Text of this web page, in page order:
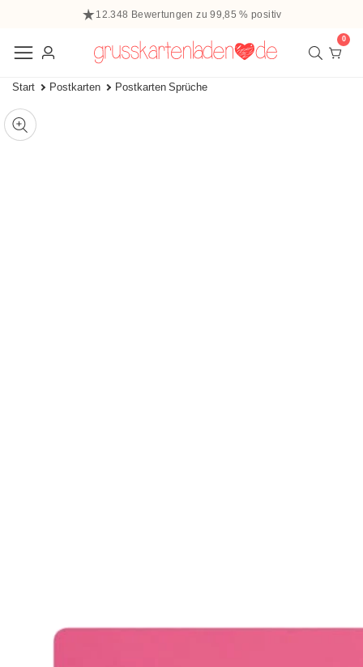
12.348 Bewertungen zu 99,85 % positiv
Einloggen
0
0
Start Postkarten Postkarten Sprüche
den
Mediengalerie